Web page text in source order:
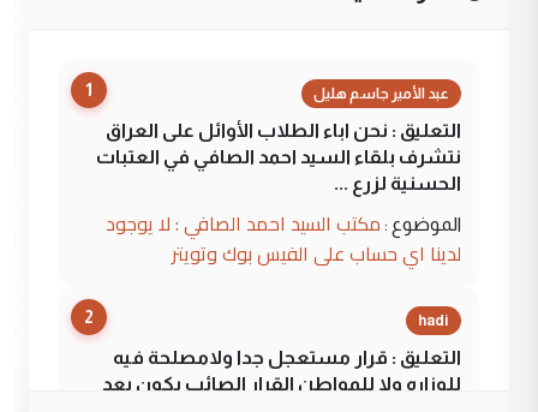
1 عبد الأمير جاسم هليل
التعليق : نحن اباء الطلاب الأوائل على العراق
نتشرف بلقاء السيد احمد الصافي في العتبات
الحسنية لزرع ...
الموضوع : مكتب السيد احمد الصافي : لا يوجود
لدينا اي حساب على الفيس بوك وتويتر
2 hadi
التعليق : قرار مستعجل جدا ولامصلحة فيه
للوزاره ولا للمواطن القرار الصائب يكون بعد